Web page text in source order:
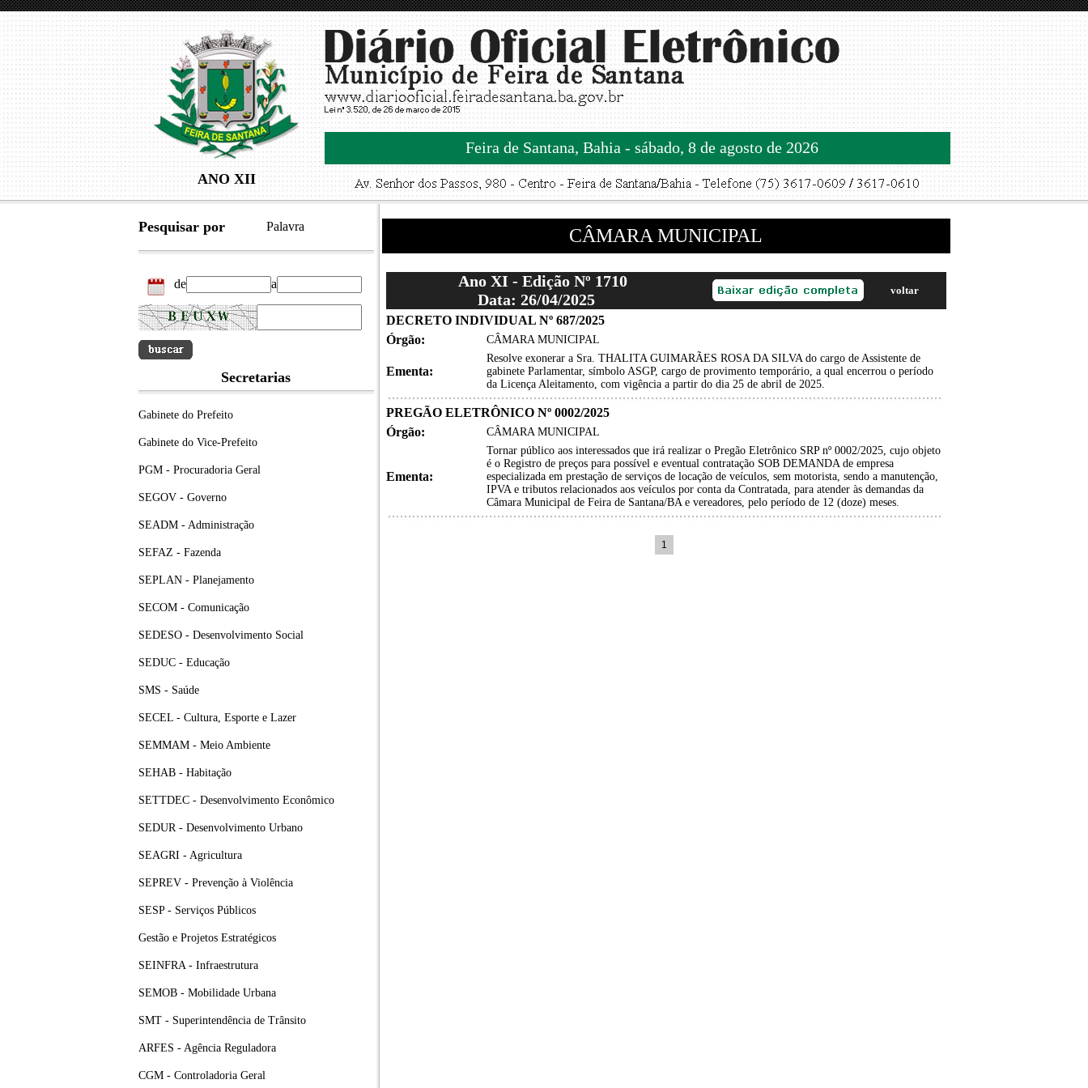
ANO XII
Feira de Santana, Bahia - sábado, 8 de agosto de 2026
Pesquisar por Palavra
de a
Secretarias
Gabinete do Prefeito
Gabinete do Vice-Prefeito
PGM - Procuradoria Geral
SEGOV - Governo
SEADM - Administração
SEFAZ - Fazenda
SEPLAN - Planejamento
SECOM - Comunicação
SEDESO - Desenvolvimento Social
SEDUC - Educação
SMS - Saúde
SECEL - Cultura, Esporte e Lazer
SEMMAM - Meio Ambiente
SEHAB - Habitação
SETTDEC - Desenvolvimento Econômico
SEDUR - Desenvolvimento Urbano
SEAGRI - Agricultura
SEPREV - Prevenção à Violência
SESP - Serviços Públicos
Gestão e Projetos Estratégicos
SEINFRA - Infraestrutura
SEMOB - Mobilidade Urbana
SMT - Superintendência de Trânsito
ARFES - Agência Reguladora
CGM - Controladoria Geral
CÂMARA MUNICIPAL
Ano XI - Edição Nº 1710
Data: 26/04/2025
voltar
DECRETO INDIVIDUAL Nº 687/2025
Órgão:
CÂMARA MUNICIPAL
Ementa:
Resolve exonerar a Sra. THALITA GUIMARÃES ROSA DA SILVA do cargo de Assistente de
gabinete Parlamentar, símbolo ASGP, cargo de provimento temporário, a qual encerrou o período
da Licença Aleitamento, com vigência a partir do dia 25 de abril de 2025.
PREGÃO ELETRÔNICO Nº 0002/2025
Órgão:
CÂMARA MUNICIPAL
Ementa:
Tornar público aos interessados que irá realizar o Pregão Eletrônico SRP nº 0002/2025, cujo objeto
é o Registro de preços para possível e eventual contratação SOB DEMANDA de empresa
especializada em prestação de serviços de locação de veículos, sem motorista, sendo a manutenção,
IPVA e tributos relacionados aos veículos por conta da Contratada, para atender às demandas da
Câmara Municipal de Feira de Santana/BA e vereadores, pelo período de 12 (doze) meses.
1